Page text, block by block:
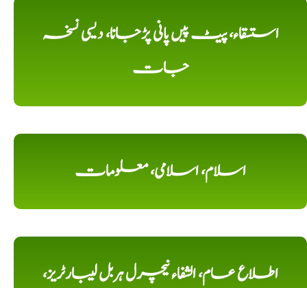
استسقاء، پیٹ پیں پانی پڑجانا، دیسی نسخہ
جات
اسلام، اسلامی، معلومات
اطلاع عام، الشفاء نیچرل ہربل لیبارٹریز،